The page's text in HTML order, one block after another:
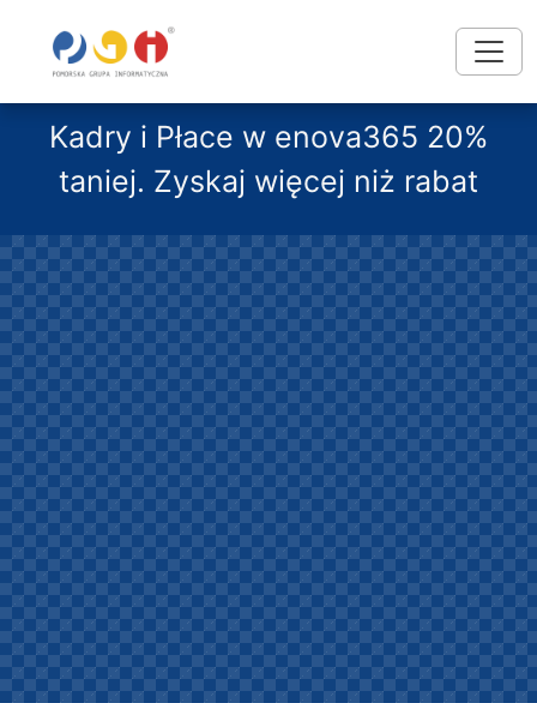
Kadry i Płace w enova365 20%
taniej. Zyskaj więcej niż rabat